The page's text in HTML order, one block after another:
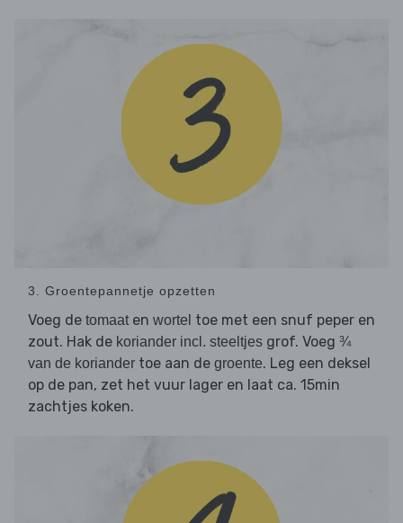
3. Groentepannetje opzetten
Voeg de tomaaten wortel toe met een snuf peper en
zout. Hak de koriander incl. steeltjes grof. Voeg ¾
van de koriander toe aan de groente. Leg een deksel
op de pan, zet het vuur lager en laat ca. 15min
zachtjes koken.